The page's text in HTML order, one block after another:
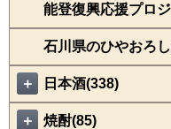
能登復興応援プロ
石川県のひやおろ
＋ 日本酒(338)
＋ 焼酎(85)